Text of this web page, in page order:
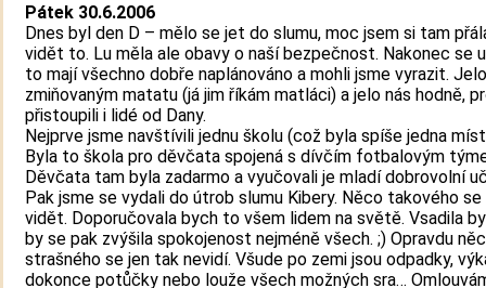
Pátek 30.6.2006
Dnes byl den D – mělo se jet do slumu, moc jsem si tam
vidět to. Lu měla ale obavy o naší bezpečnost. Nakonec se
to mají všechno dobře naplánováno a mohli jsme vyrazit.
zmiňovaným matatu (já jim říkám matláci) a jelo nás hodně,
přistoupili i lidé od Dany.
Nejprve jsme navštívili jednu školu (což byla spíše jedna
Byla to škola pro děvčata spojená s dívčím fotbalovým
Děvčata tam byla zadarmo a vyučovali je mladí dobrovolní
Pak jsme se vydali do útrob slumu Kibery. Něco takového se
vidět. Doporučovala bych to všem lidem na světě. Vsadila
by se pak zvýšila spokojenost nejméně všech. ;) Opravdu
strašného se jen tak nevidí. Všude po zemi jsou odpadky,
dokonce potůčky nebo louže všech možných sra…